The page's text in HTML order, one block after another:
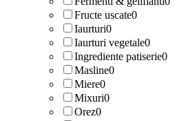
Fructe uscate0
Iaurturi0
Iaurturi vegetale0
Ingrediente patiserie0
Masline0
Miere0
Mixuri0
Orez0